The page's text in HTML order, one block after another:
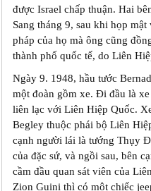
được Israel chấp thuận. Hai
Sang tháng 9, sau khi họp
pháp của họ mà ông cũng
thành phố quốc tế, do Liên
Ngày 9. 1948, hầu tước
một đoàn gồm xe. Đi đầu là
liên lạc với Liên Hiệp Quốc.
Begley thuộc phái bộ Liên
cạnh người lái là tướng Thụy
của đặc sứ, và ngồi sau, bên
cầm đầu quan sát viên của
Zion Guini thì có một chiếc